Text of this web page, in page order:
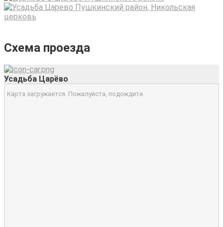
Схема проезда
Усадьба Царёво
Карта загружается. Пожалуйста, подождите.